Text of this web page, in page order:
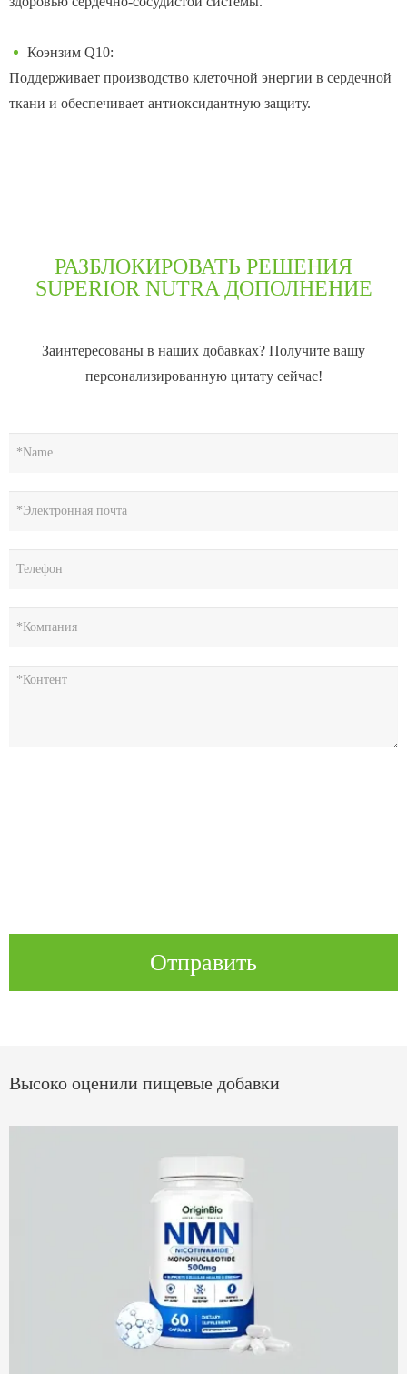
Коэнзим Q10:
Поддерживает производство клеточной энергии в сердечной
ткани и обеспечивает антиоксидантную защиту.
РАЗБЛОКИРОВАТЬ РЕШЕНИЯ
SUPERIOR NUTRA ДОПОЛНЕНИЕ
Заинтересованы в наших добавках? Получите вашу
персонализированную цитату сейчас!
Отправить
Высоко оценили пищевые добавки